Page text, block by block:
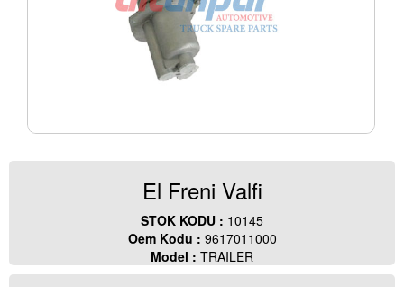
El Freni Valﬁ
STOK KODU : 10145
Oem Kodu : 9617011000
Model : TRAILER